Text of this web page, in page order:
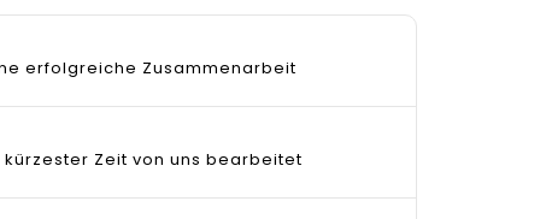
erfolgreiche Zusammenarbeit
Zeit von uns bearbeitet